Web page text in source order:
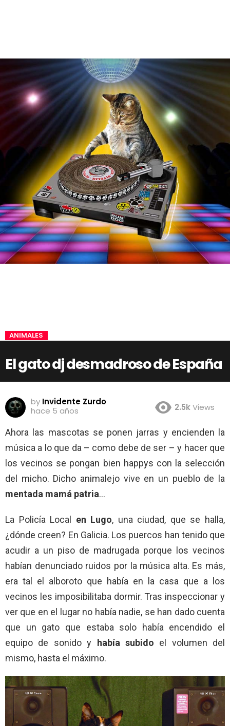
ANIMALES
El gato dj desmadroso de España
by Invidente Zurdo
hace 5 años
2.5kViews
Ahora las mascotas se ponen jarras y encienden la
música a lo que da – como debe de ser – y hacer que
los vecinos se pongan bien happys con la selección
del micho. Dicho animalejo vive en un pueblo de la
mentada mamá patria…
La Policía Local en Lugo, una ciudad, que se halla,
¿dónde creen? En Galicia. Los puercos han tenido que
acudir a un piso de madrugada porque los vecinos
habían denunciado ruidos por la música alta. Es más,
era tal el alboroto que había en la casa que a los
vecinos les imposibilitaba dormir. Tras inspeccionar y
ver que en el lugar no había nadie, se han dado cuenta
que un gato que estaba solo había encendido el
equipo de sonido y había subido el volumen del
mismo, hasta el máximo.